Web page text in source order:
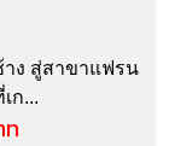
าง สู่สาขาแฟรน
ก...
ท